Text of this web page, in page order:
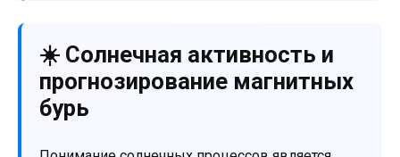
☀️ Солнечная активность и
прогнозирование магнитных
бурь